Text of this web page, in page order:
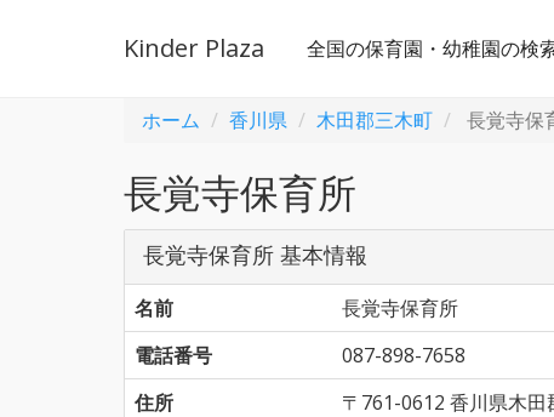
Kinder Plaza 全国の保育園・幼稚園の検
ホーム 香川県 木田郡三木町 長覚寺保
長覚寺保育所
長覚寺保育所 基本情報
名前
長覚寺保育所
電話番号
087-898-7658
住所
〒761-0612 香川県木田